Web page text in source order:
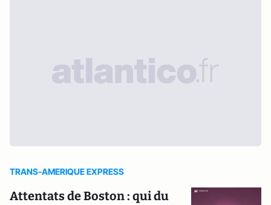
TRANS-AMERIQUE EXPRESS
Attentats de Boston : qui du